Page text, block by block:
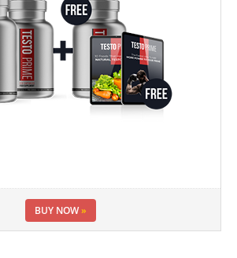
BUY NOW»